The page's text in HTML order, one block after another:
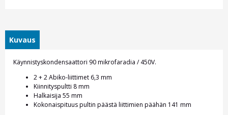
Kuvaus
Käynnistyskondensaattori 90 mikrofaradia / 450V.
2 + 2 Abiko-liittimet 6,3 mm
Kiinnityspultti 8 mm
Halkaisija 55 mm
Kokonaispituus pultin päästä liittimien päähän 141 mm